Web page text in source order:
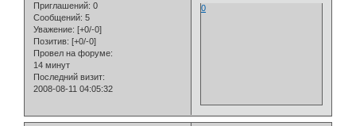
Приглашений: 0
Сообщений: 5
Уважение: [+0/-0]
Позитив: [+0/-0]
Провел на форуме:
14 минут
Последний визит:
2008-08-11 04:05:32
0